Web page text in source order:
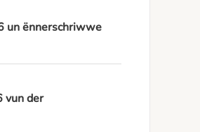
un ënnerschriwwe
vun der